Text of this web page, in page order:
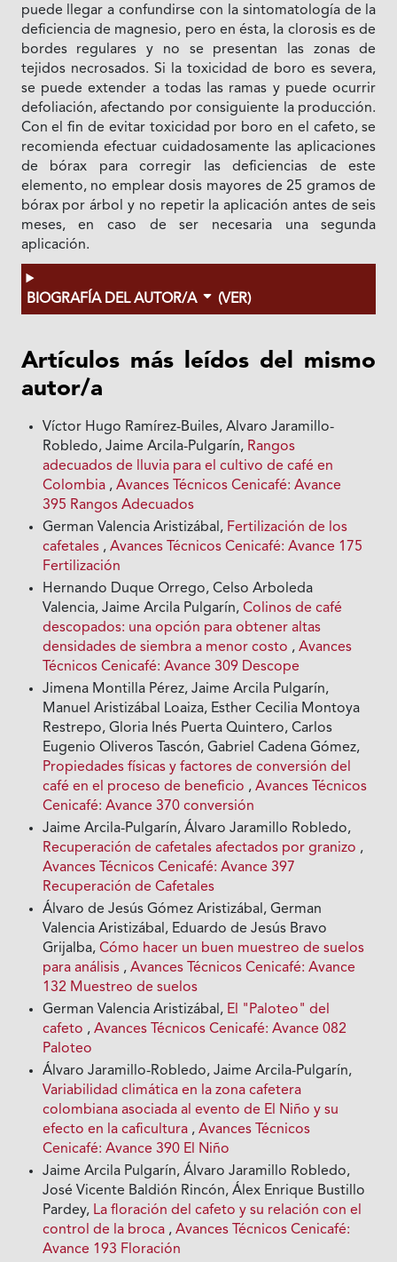
puede llegar a confundirse con la sintomatología de la
deficiencia de magnesio, pero en ésta, la clorosis es de
bordes regulares y no se presentan las zonas de
tejidos necrosados. Si la toxicidad de boro es severa,
se puede extender a todas las ramas y puede ocurrir
defoliación, afectando por consiguiente la producción.
Con el fin de evitar toxicidad por boro en el cafeto, se
recomienda efectuar cuidadosamente las aplicaciones
de bórax para corregir las deficiencias de este
elemento, no emplear dosis mayores de 25 gramos de
bórax por árbol y no repetir la aplicación antes de seis
meses, en caso de ser necesaria una segunda
aplicación.
BIOGRAFÍA DEL AUTOR/A (VER)
Artículos más leídos del mismo
autor/a
Víctor Hugo Ramírez-Builes, Alvaro Jaramillo-
Robledo, Jaime Arcila-Pulgarín, Rangos
adecuados de lluvia para el cultivo de café en
Colombia ,Avances Técnicos Cenicafé: Avance
395 Rangos Adecuados
German Valencia Aristizábal, Fertilización de los
cafetales ,Avances Técnicos Cenicafé: Avance 175
Fertilización
Hernando Duque Orrego, Celso Arboleda
Valencia, Jaime Arcila Pulgarín,Colinos de café
descopados: una opción para obtener altas
densidades de siembra a menor costo ,Avances
Técnicos Cenicafé: Avance 309 Descope
Jimena Montilla Pérez, Jaime Arcila Pulgarín,
Manuel Aristizábal Loaiza, Esther Cecilia Montoya
Restrepo, Gloria Inés Puerta Quintero, Carlos
Eugenio Oliveros Tascón, Gabriel Cadena Gómez,
Propiedades físicas y factores de conversión del
café en el proceso de beneficio ,Avances Técnicos
Cenicafé: Avance 370 conversión
Jaime Arcila-Pulgarín, Álvaro Jaramillo Robledo,
Recuperación de cafetales afectados por granizo ,
Avances Técnicos Cenicafé: Avance 397
Recuperación de Cafetales
Álvaro de Jesús Gómez Aristizábal, German
Valencia Aristizábal, Eduardo de Jesús Bravo
Grijalba,Cómo hacer un buen muestreo de suelos
para análisis ,Avances Técnicos Cenicafé: Avance
132 Muestreo de suelos
German Valencia Aristizábal, El "Paloteo" del
cafeto ,Avances Técnicos Cenicafé: Avance 082
Paloteo
Álvaro Jaramillo-Robledo, Jaime Arcila-Pulgarín,
Variabilidad climática en la zona cafetera
colombiana asociada al evento de El Niño y su
efecto en la caficultura ,Avances Técnicos
Cenicafé: Avance 390 El Niño
Jaime Arcila Pulgarín, Álvaro Jaramillo Robledo,
José Vicente Baldión Rincón, Álex Enrique Bustillo
Pardey, La floración del cafeto y su relación con el
control de la broca ,Avances Técnicos Cenicafé:
Avance 193 Floración